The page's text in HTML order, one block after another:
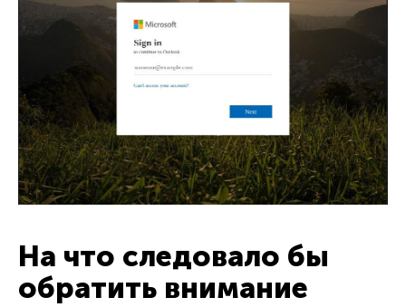
На что следовало бы
обратить внимание